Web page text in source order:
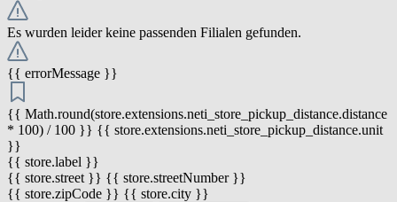
Es wurden leider keine passenden Filialen gefunden.
{{ errorMessage }}
{{ Math.round(store.extensions.neti_store_pickup_distance.distance
* 100) / 100 }} {{ store.extensions.neti_store_pickup_distance.unit
}}
{{ store.label }}
{{ store.street }} {{ store.streetNumber }}
{{ store.zipCode }} {{ store.city }}